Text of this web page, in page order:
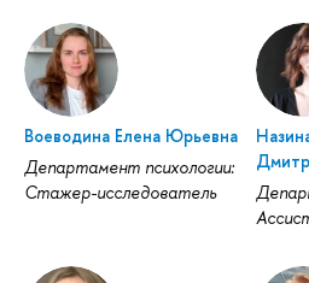
Воеводина Елена Юрьевна
Департамент психологии:
Стажер-исследователь